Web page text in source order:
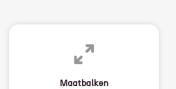
Maatbalken